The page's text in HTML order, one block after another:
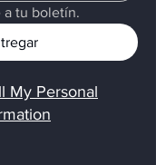
a tu boletín.
My Personal